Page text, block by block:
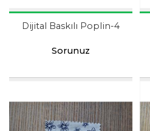
Dijital Baskılı Poplin-4
Sorunuz